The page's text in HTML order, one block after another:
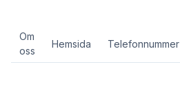
Om
oss
Hemsida Telefonnummer